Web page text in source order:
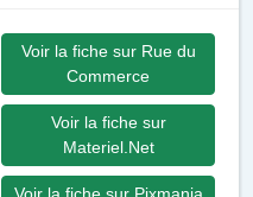
Voir la fiche sur Rue du
Commerce
Voir la fiche sur
Materiel.Net